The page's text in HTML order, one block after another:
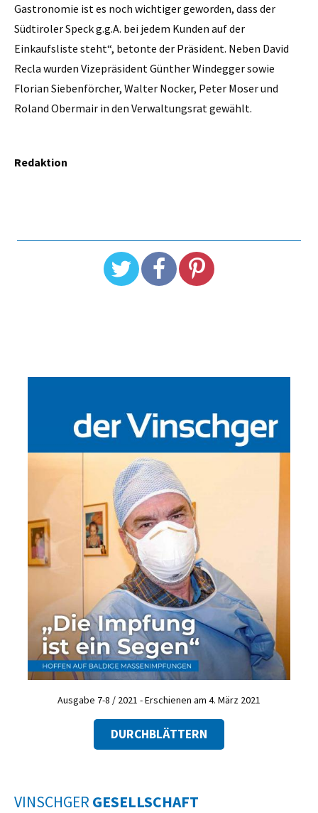
Gastronomie ist es noch wichtiger geworden, dass der
Südtiroler Speck g.g.A. bei jedem Kunden auf der
Einkaufsliste steht“, betonte der Präsident. Neben David
Recla wurden Vizepräsident Günther Windegger sowie
Florian Siebenförcher, Walter Nocker, Peter Moser und
Roland Obermair in den Verwaltungsrat gewählt.
Redaktion
Ausgabe 7-8 / 2021 - Erschienen am 4. März 2021
DURCHBLÄTTERN
VINSCHGER GESELLSCHAFT